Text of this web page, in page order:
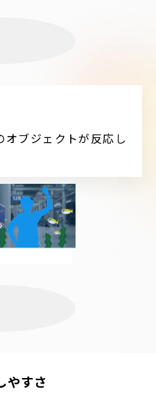
ブジェクトが反応し
やすさ